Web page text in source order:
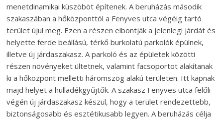
menetdinamikai küszöböt építenek. A beruházás második
szakaszában a hőközponttól a Fenyves utca végéig tartó
terület újul meg. Ezen a részen elbontják a jelenlegi járdát és
helyette ferde beállású, térkő burkolatú parkolók épülnek,
illetve új járdaszakasz. A parkoló és az épületek közötti
részen növényeket ültetnek, valamint facsoportot alakítanak
ki a hőközpont melletti háromszög alakú területen. Itt kapnak
majd helyet a hulladékgyűjtők. A szakasz Fenyves utca felőli
végén új járdaszakasz készül, hogy a terület rendezettebb,
biztonságosabb és esztétikusabb legyen. A beruházás célja